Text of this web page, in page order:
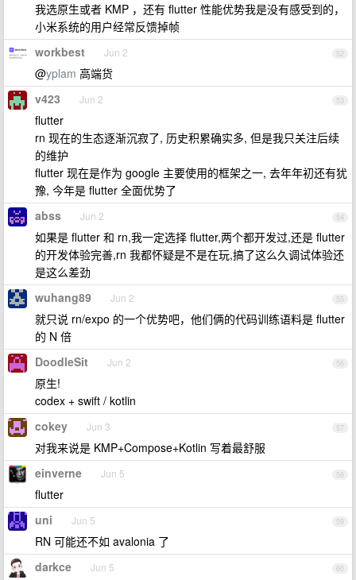
我选原生或者 KMP ，还有 flutter 性能优势我是没有感受到的，
小米系统的用户经常反馈掉帧
52
workbest Jun 2
@yplam 高端货
53
v423 Jun 2
flutter
rn 现在的生态逐渐沉寂了, 历史积累确实多, 但是我只关注后续
的维护
flutter 现在是作为 google 主要使用的框架之一, 去年年初还有犹
豫, 今年是 flutter 全面优势了
54
abss Jun 2
如果是 flutter 和 rn,我一定选择 flutter,两个都开发过,还是 flutter
的开发体验完善,rn 我都怀疑是不是在玩,搞了这么久调试体验还
是这么差劲
55
wuhang89 Jun 2
就只说 rn/expo 的一个优势吧，他们俩的代码训练语料是 flutter
的 N 倍
56
DoodleSit Jun 2
原生!
codex + swift / kotlin
57
cokey Jun 3
对我来说是 KMP+Compose+Kotlin 写着最舒服
58
einverne Jun 5
flutter
59
uni Jun 5
RN 可能还不如 avalonia 了
60
darkce Jun 5